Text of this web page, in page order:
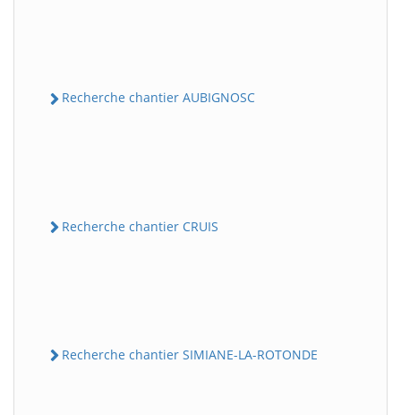
Recherche chantier AUBIGNOSC
Recherche chantier CRUIS
Recherche chantier SIMIANE-LA-ROTONDE